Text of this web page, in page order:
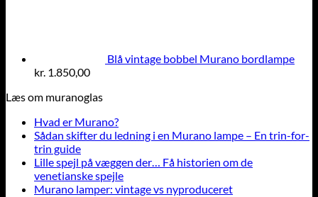
Blå vintage bobbel Murano bordlampe
kr. 1.850,00
Læs om muranoglas
Hvad er Murano?
Sådan skifter du ledning i en Murano lampe – En trin-for-
trin guide
Lille spejl på væggen der… Få historien om de
venetianske spejle
Murano lamper: vintage vs nyproduceret